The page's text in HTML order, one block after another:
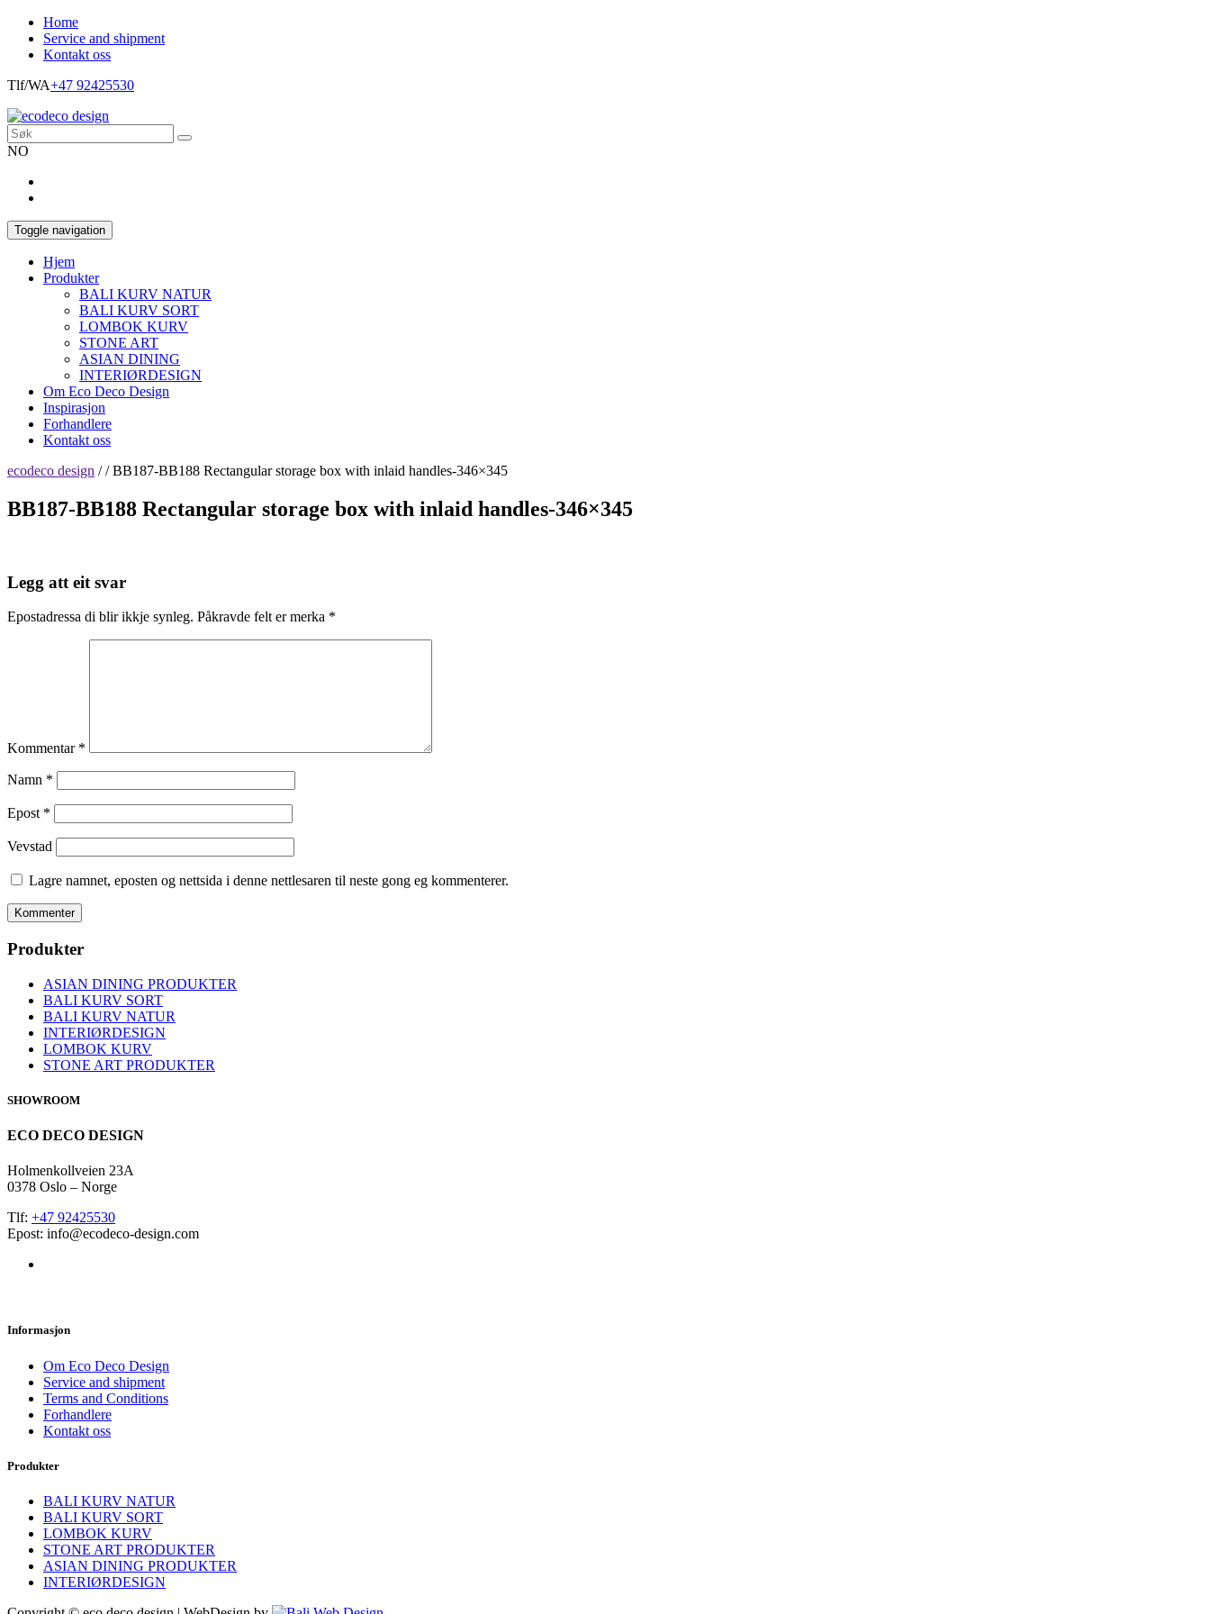
Home
Service and shipment
Kontakt oss
Tlf/WA+47 92425530
NO
Toggle navigation
Hjem
Produkter
BALI KURV NATUR
BALI KURV SORT
LOMBOK KURV
STONE ART
ASIAN DINING
INTERIØRDESIGN
Om Eco Deco Design
Inspirasjon
Forhandlere
Kontakt oss
ecodeco design / / BB187-BB188 Rectangular storage box with inlaid handles-346×345
BB187-BB188 Rectangular storage box with inlaid handles-346×345
Legg att eit svar
Epostadressa di blir ikkje synleg. Påkravde felt er merka *
Kommentar *
Namn *
Epost *
Vevstad
Lagre namnet, eposten og nettsida i denne nettlesaren til neste gong eg kommenterer.
Produkter
ASIAN DINING PRODUKTER
BALI KURV SORT
BALI KURV NATUR
INTERIØRDESIGN
LOMBOK KURV
STONE ART PRODUKTER
SHOWROOM
ECO DECO DESIGN
Holmenkollveien 23A
0378 Oslo – Norge
Tlf: +47 92425530
Epost: info@ecodeco-design.com
Informasjon
Om Eco Deco Design
Service and shipment
Terms and Conditions
Forhandlere
Kontakt oss
Produkter
BALI KURV NATUR
BALI KURV SORT
LOMBOK KURV
STONE ART PRODUKTER
ASIAN DINING PRODUKTER
INTERIØRDESIGN